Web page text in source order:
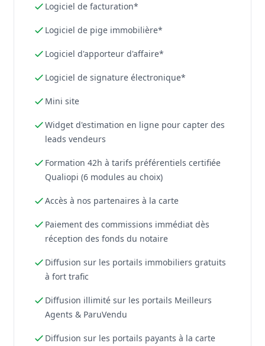
Logiciel de facturation*
Logiciel de pige immobilière*
Logiciel d'apporteur d'affaire*
Logiciel de signature électronique*
Mini site
Widget d'estimation en ligne pour capter des
leads vendeurs
Formation 42h à tarifs préférentiels certifiée
Qualiopi (6 modules au choix)
Accès à nos partenaires à la carte
Paiement des commissions immédiat dès
réception des fonds du notaire
Diffusion sur les portails immobiliers gratuits
à fort trafic
Diffusion illimité sur les portails Meilleurs
Agents & ParuVendu
Diffusion sur les portails payants à la carte